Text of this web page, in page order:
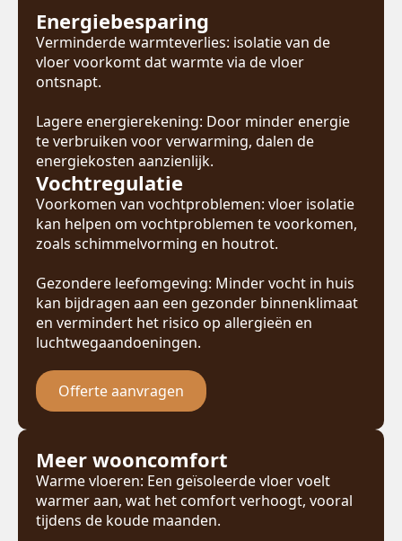
Energiebesparing
Verminderde warmteverlies: isolatie van de
vloer voorkomt dat warmte via de vloer
ontsnapt.
Lagere energierekening: Door minder energie
te verbruiken voor verwarming, dalen de
energiekosten aanzienlijk.
Vochtregulatie
Voorkomen van vochtproblemen: vloer isolatie
kan helpen om vochtproblemen te voorkomen,
zoals schimmelvorming en houtrot.
Gezondere leefomgeving: Minder vocht in huis
kan bijdragen aan een gezonder binnenklimaat
en vermindert het risico op allergieën en
luchtwegaandoeningen.
Offerte aanvragen
Meer wooncomfort
Warme vloeren: Een geïsoleerde vloer voelt
warmer aan, wat het comfort verhoogt, vooral
tijdens de koude maanden.